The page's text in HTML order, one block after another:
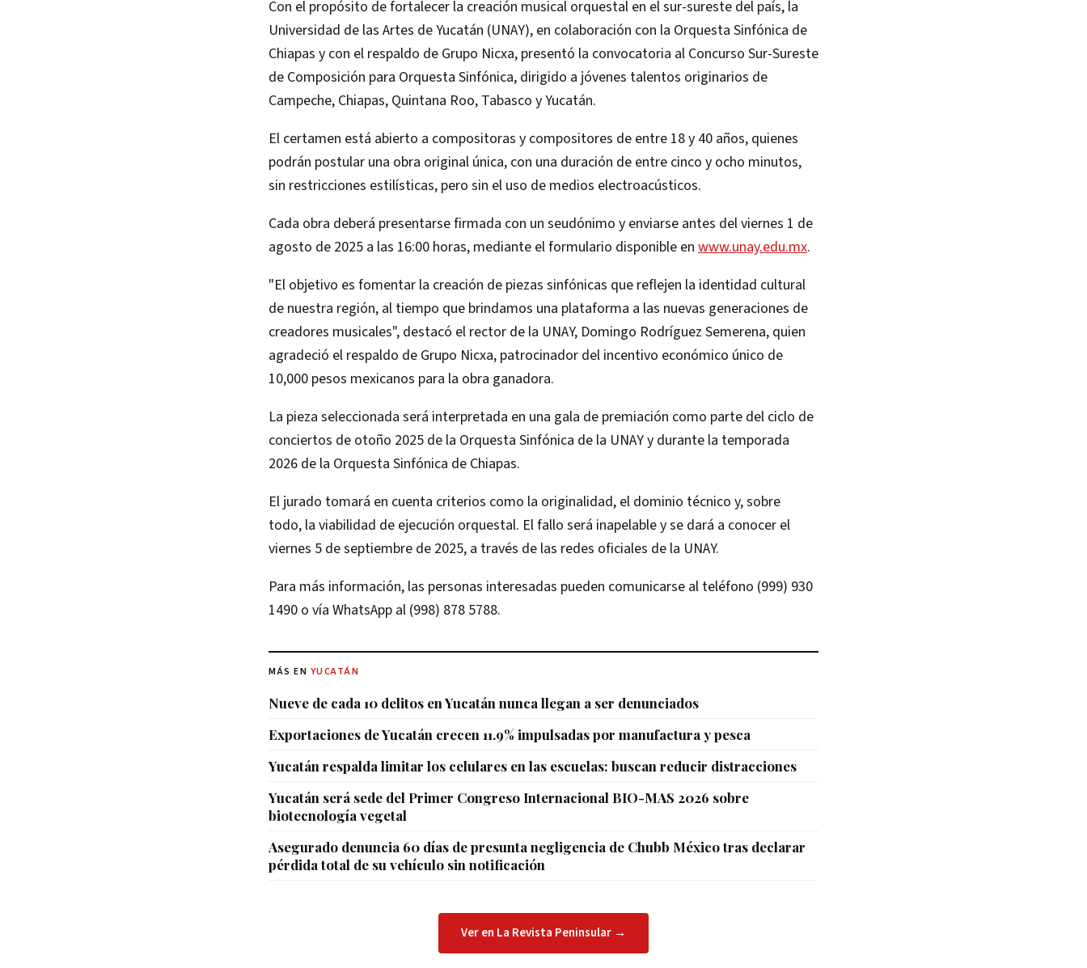
Con el propósito de fortalecer la creación musical orquestal en el sur-sureste del país, la
Universidad de las Artes de Yucatán (UNAY), en colaboración con la Orquesta Sinfónica de
Chiapas y con el respaldo de Grupo Nicxa, presentó la convocatoria al Concurso Sur-Sureste
de Composición para Orquesta Sinfónica, dirigido a jóvenes talentos originarios de
Campeche, Chiapas, Quintana Roo, Tabasco y Yucatán.
El certamen está abierto a compositoras y compositores de entre 18 y 40 años, quienes
podrán postular una obra original única, con una duración de entre cinco y ocho minutos,
sin restricciones estilísticas, pero sin el uso de medios electroacústicos.
Cada obra deberá presentarse firmada con un seudónimo y enviarse antes del viernes 1 de
agosto de 2025 a las 16:00 horas, mediante el formulario disponible en www.unay.edu.mx.
"El objetivo es fomentar la creación de piezas sinfónicas que reflejen la identidad cultural
de nuestra región, al tiempo que brindamos una plataforma a las nuevas generaciones de
creadores musicales", destacó el rector de la UNAY, Domingo Rodríguez Semerena, quien
agradeció el respaldo de Grupo Nicxa, patrocinador del incentivo económico único de
10,000 pesos mexicanos para la obra ganadora.
La pieza seleccionada será interpretada en una gala de premiación como parte del ciclo de
conciertos de otoño 2025 de la Orquesta Sinfónica de la UNAY y durante la temporada
2026 de la Orquesta Sinfónica de Chiapas.
El jurado tomará en cuenta criterios como la originalidad, el dominio técnico y, sobre
todo, la viabilidad de ejecución orquestal. El fallo será inapelable y se dará a conocer el
viernes 5 de septiembre de 2025, a través de las redes oficiales de la UNAY.
Para más información, las personas interesadas pueden comunicarse al teléfono (999) 930
1490 o vía WhatsApp al (998) 878 5788.
MÁS EN YUCATÁN
Nueve de cada 10 delitos en Yucatán nunca llegan a ser denunciados
Exportaciones de Yucatán crecen 11.9% impulsadas por manufactura y pesca
Yucatán respalda limitar los celulares en las escuelas: buscan reducir distracciones
Yucatán será sede del Primer Congreso Internacional BIO-MAS 2026 sobre
biotecnología vegetal
Asegurado denuncia 60 días de presunta negligencia de Chubb México tras declarar
pérdida total de su vehículo sin notificación
Ver en La Revista Peninsular →